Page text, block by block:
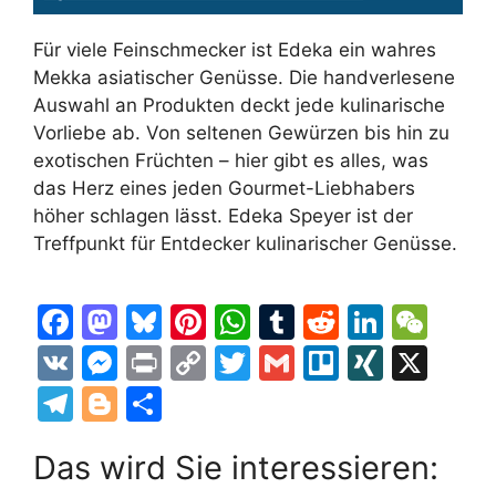
Für viele Feinschmecker ist Edeka ein wahres
Mekka asiatischer Genüsse. Die handverlesene
Auswahl an Produkten deckt jede kulinarische
Vorliebe ab. Von seltenen Gewürzen bis hin zu
exotischen Früchten – hier gibt es alles, was
das Herz eines jeden Gourmet-Liebhabers
höher schlagen lässt. Edeka Speyer ist der
Treffpunkt für Entdecker kulinarischer Genüsse.
F
a
c
e
b
M
a
st
o
d
Bl
u
e
k
Pi
nt
er
st
W
h
at
A
T
u
m
r
R
e
d
t
Li
n
k
dI at
V
K
M
e
s
s
Pr C
y
T
er
G
l
Tr XI
T
e
Bl
g le
Das wird Sie interessieren: